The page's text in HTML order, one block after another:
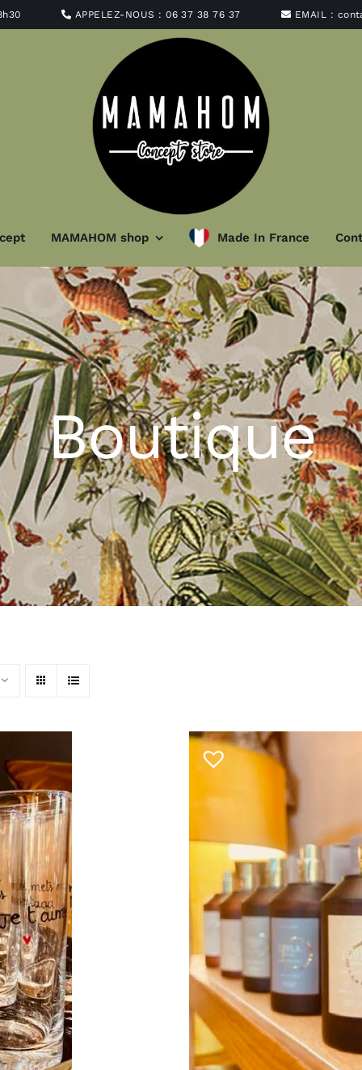
APPELEZ-NOUS :06 37 38 76 37 EMAIL :
MAMAHOM shop
abat-jour
Art de la
Vaisselle
Verres et carafes
Couverts et ustensiles
Planches et plateaux
Textile de table et de cuisine
kids de
Outdoor
Mobilier
Textile Outdoor
Luminaires Outdoor
Made In France
Boutique
CHOIX DES